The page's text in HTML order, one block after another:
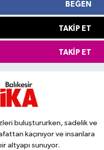
BEĞEN
TAKIP ET
TAKIP ET
buluştururken, sadelik ve
kaçınıyor ve insanlara
altyapı sunuyor.